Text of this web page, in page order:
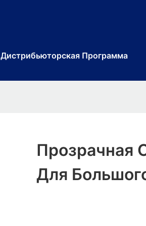
Дистрибьюторская Программа
Прозрачная
Для